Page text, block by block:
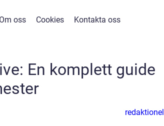
Om oss Cookies Kontakta oss
En komplett guide
redaktionel